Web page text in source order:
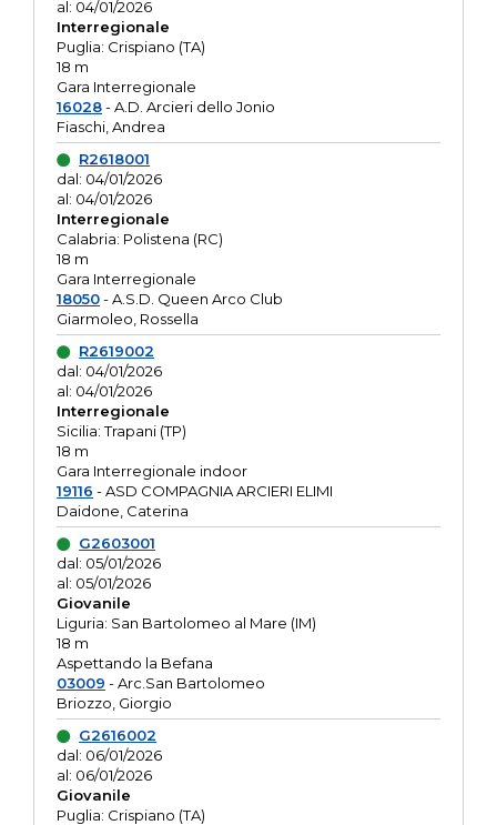
al: 04/01/2026
Interregionale
Puglia: Crispiano (TA)
18 m
Gara Interregionale
16028- A.D. Arcieri dello Jonio
Fiaschi, Andrea
R2618001
dal: 04/01/2026
al: 04/01/2026
Interregionale
Calabria: Polistena (RC)
18 m
Gara Interregionale
18050- A.S.D. Queen Arco Club
Giarmoleo, Rossella
R2619002
dal: 04/01/2026
al: 04/01/2026
Interregionale
Sicilia: Trapani (TP)
18 m
Gara Interregionale indoor
19116 - ASD COMPAGNIA ARCIERI ELIMI
Daidone, Caterina
G2603001
dal: 05/01/2026
al: 05/01/2026
Giovanile
Liguria: San Bartolomeo al Mare (IM)
18 m
Aspettando la Befana
03009 - Arc.San Bartolomeo
Briozzo, Giorgio
G2616002
dal: 06/01/2026
al: 06/01/2026
Giovanile
Puglia: Crispiano (TA)